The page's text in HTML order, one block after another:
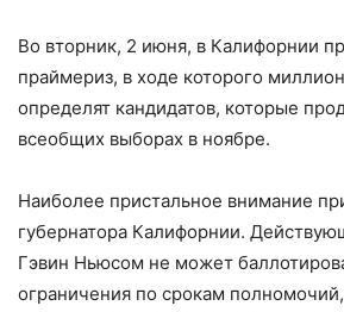
Во вторник, 2 июня, в Калифорнии
праймериз, в ходе которого
определят кандидатов, которые
всеобщих выборах в ноябре.
Наиболее пристальное внимание
губернатора Калифорнии.
Гэвин Ньюсом не может
ограничения по срокам